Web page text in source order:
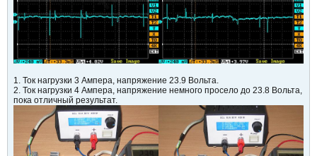
1. Ток нагрузки 3 Ампера, напряжение 23.9 Вольта.
2. Ток нагрузки 4 Ампера, напряжение немного просело до 23.8 Вольта,
пока отличный результат.